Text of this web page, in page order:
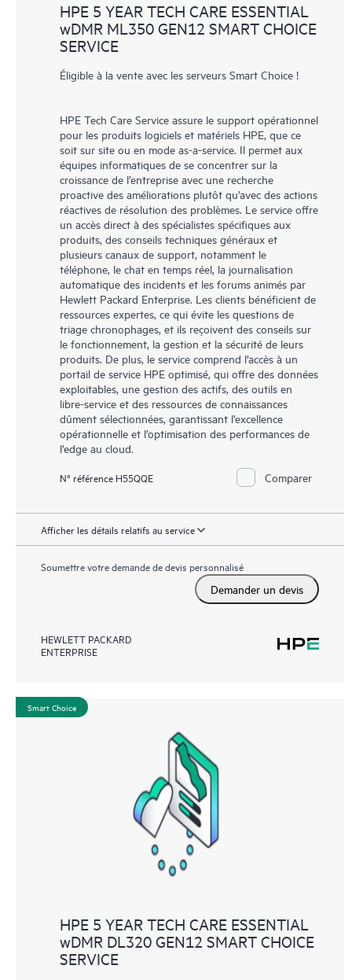
HPE 5 YEAR TECH CARE ESSENTIAL
wDMR ML350 GEN12 SMART CHOICE
SERVICE
Éligible à la vente avec les serveurs Smart Choice !
HPE Tech Care Service assure le support opérationnel
pour les produits logiciels et matériels HPE, que ce
soit sur site ou en mode as-a-service. Il permet aux
équipes informatiques de se concentrer sur la
croissance de l’entreprise avec une recherche
proactive des améliorations plutôt qu’avec des actions
réactives de résolution des problèmes. Le service offre
un accès direct à des spécialistes spécifiques aux
produits, des conseils techniques généraux et
plusieurs canaux de support, notamment le
téléphone, le chat en temps réel, la journalisation
automatique des incidents et les forums animés par
Hewlett Packard Enterprise. Les clients bénéficient de
ressources expertes, ce qui évite les questions de
triage chronophages, et ils reçoivent des conseils sur
le fonctionnement, la gestion et la sécurité de leurs
produits. De plus, le service comprend l’accès à un
portail de service HPE optimisé, qui offre des données
exploitables, une gestion des actifs, des outils en
libre-service et des ressources de connaissances
dûment sélectionnées, garantissant l’excellence
opérationnelle et l’optimisation des performances de
l’edge au cloud.
N° référence H55QQE Comparer
Afficher les détails relatifs au service
Soumettre votre demande de devis personnalisé
Demander un devis
HEWLETT PACKARD
ENTERPRISE
Smart Choice
HPE 5 YEAR TECH CARE ESSENTIAL
wDMR DL320 GEN12 SMART CHOICE
SERVICE